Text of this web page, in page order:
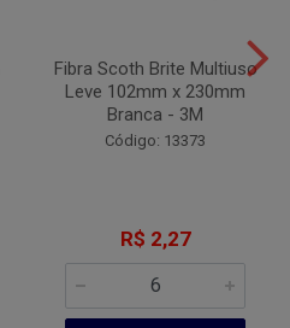
Fibra Scoth Brite Multiuso
Leve 102mm x 230mm
Branca - 3M
Código: 13373
R$ 2,27